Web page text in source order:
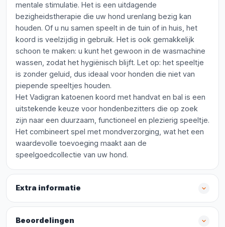
mentale stimulatie. Het is een uitdagende
bezigheidstherapie die uw hond urenlang bezig kan
houden. Of u nu samen speelt in de tuin of in huis, het
koord is veelzijdig in gebruik. Het is ook gemakkelijk
schoon te maken: u kunt het gewoon in de wasmachine
wassen, zodat het hygiënisch blijft. Let op: het speeltje
is zonder geluid, dus ideaal voor honden die niet van
piepende speeltjes houden.
Het Vadigran katoenen koord met handvat en bal is een
uitstekende keuze voor hondenbezitters die op zoek
zijn naar een duurzaam, functioneel en plezierig speeltje.
Het combineert spel met mondverzorging, wat het een
waardevolle toevoeging maakt aan de
speelgoedcollectie van uw hond.
Extra informatie
Beoordelingen